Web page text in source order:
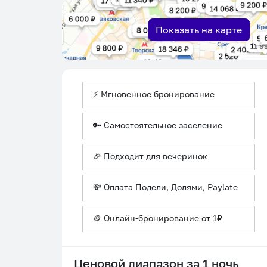
Показать на карте
⚡ Мгновенное бронирование
🔑 Самостоятельное заселение
🎉 Подходит для вечеринок
💸 Оплата Подели, Долями, Paylate
🪙 Онлайн-бронирование от 1₽
Ценовой диапазон за 1 ночь